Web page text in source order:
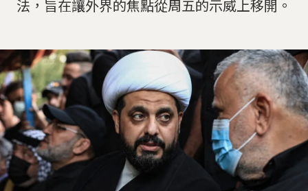
法，旨在讓外界的焦點從周五的示威上移開。